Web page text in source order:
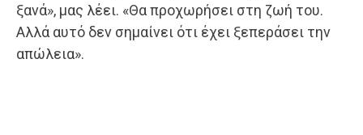
ξανά», μας λέει. «Θα προχωρήσει στη ζωή του.
Αλλά αυτό δεν σημαίνει ότι έχει ξεπεράσει την
απώλεια».